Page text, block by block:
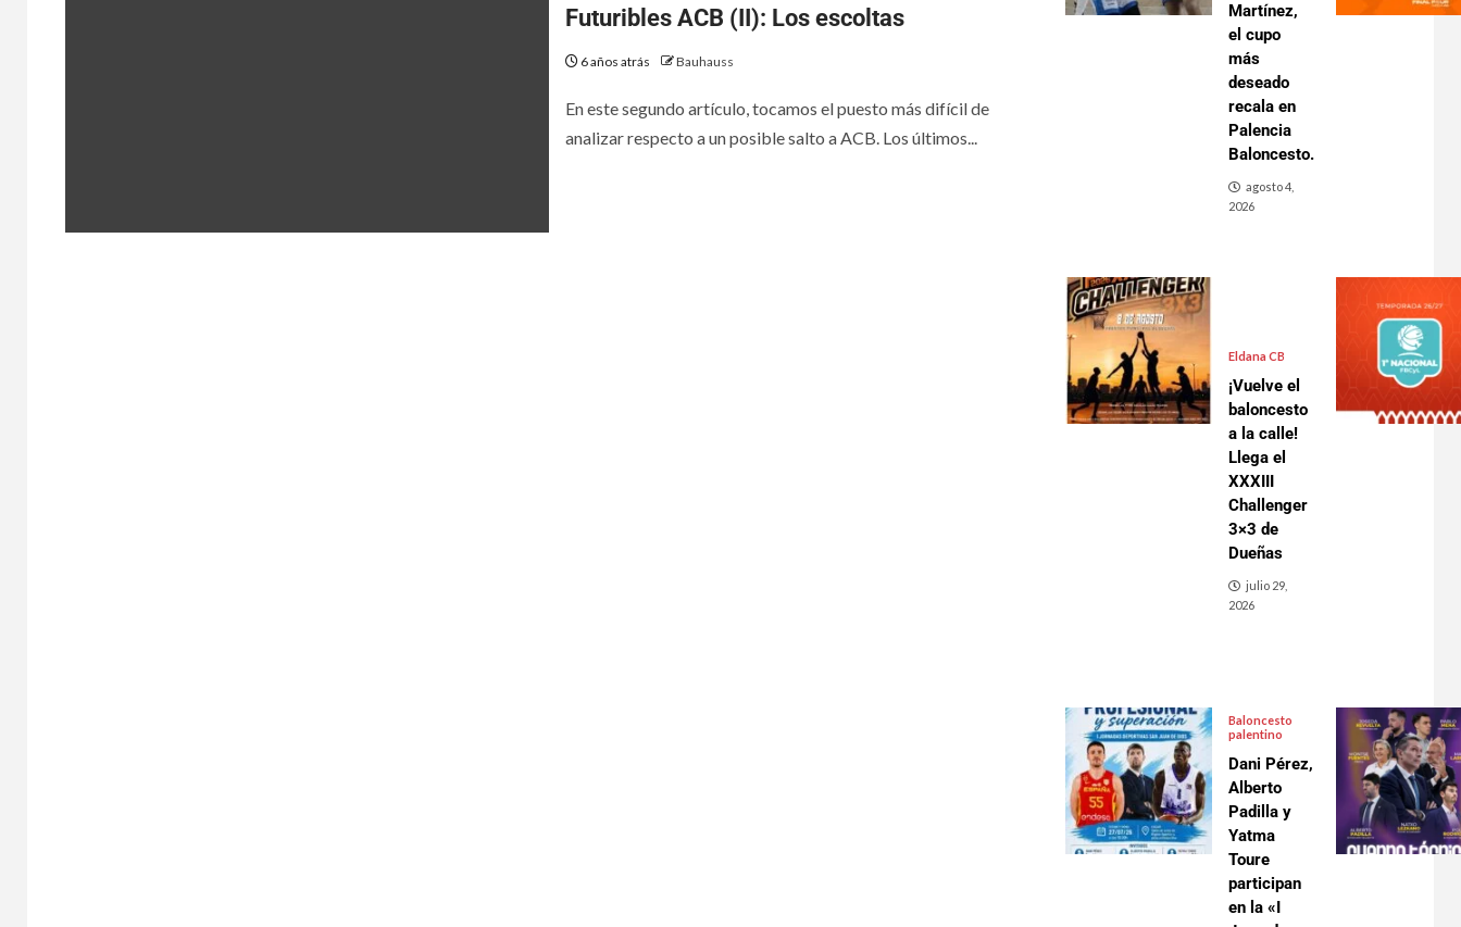
Futuribles ACB (II): Los escoltas
6 años atrás Bauhauss
En este segundo artículo, tocamos el puesto más difícil de
analizar respecto a un posible salto a ACB. Los últimos...
Martínez,
el cupo
más
deseado
recala en
Palencia
Baloncesto.
agosto 4,
2026
Eldana CB
¡Vuelve el
baloncesto
a la calle!
Llega el
XXXIII
Challenger
3×3 de
Dueñas
julio 29,
2026
Baloncesto
palentino
Dani Pérez,
Alberto
Padilla y
Yatma
Toure
participan
en la «I